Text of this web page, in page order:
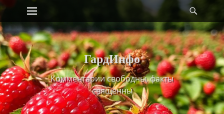
Skip
content
Primary Menu
ГардИнфо
Комментарии свободны, факты
священны